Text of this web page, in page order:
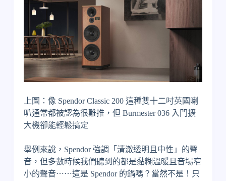
上圖：像 Spendor Classic 200 這種雙十二吋英國喇
叭通常都被認為很難推，但 Burmester 036 入門擴
大機卻能輕鬆搞定
舉例來說，Spendor 強調「清澈透明且中性」的聲
音，但多數時候我們聽到的都是黏糊溫暖且音場窄
小的聲音⋯⋯這是 Spendor 的鍋嗎？當然不是！只